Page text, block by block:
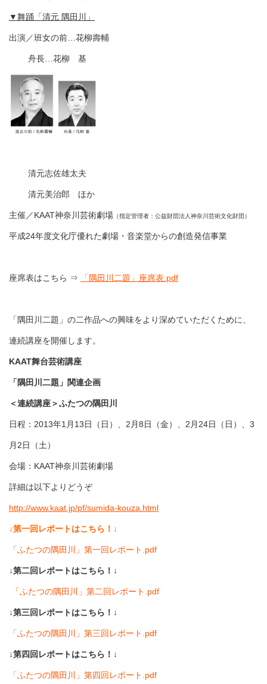
▼舞踊「清元 隅田川」
出演／班女の前…花柳壽輔
舟長…花柳 基
清元志佐雄太夫
清元美治郎 ほか
主催／KAAT神奈川芸術劇場 （指定管理者：公益財団法人神奈川芸術文化財団）
平成24年度文化庁優れた劇場・音楽堂からの創造発信事業
座席表はこちら ⇒ 「隅田川二題」座席表.pdf
「隅田川二題」の二作品への興味をより深めていただくために、
連続講座を開催します。
KAAT舞台芸術講座
「隅田川二題」関連企画
＜連続講座＞ふたつの隅田川
日程：2013年1月13日（日）、2月8日（金）、2月24日（日）、3
月2日（土）
会場：KAAT神奈川芸術劇場
詳細は以下よりどうぞ
http://www.kaat.jp/pf/sumida-kouza.html
↓第一回レポートはこちら！↓
「ふたつの隅田川」第一回レポート.pdf
↓第二回レポートはこちら！↓
「ふたつの隅田川」第二回レポート.pdf
↓第三回レポートはこちら！↓
「ふたつの隅田川」第三回レポート.pdf
↓第四回レポートはこちら！↓
「ふたつの隅田川」第四回レポート.pdf